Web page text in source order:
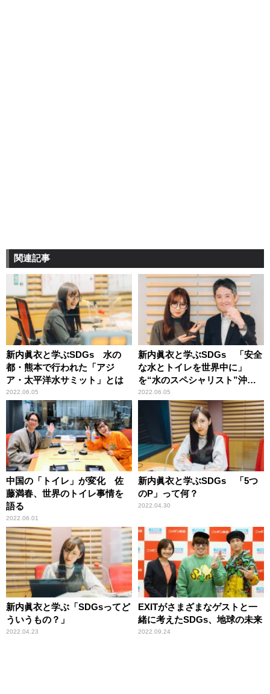
関連記事
新内眞衣と学ぶSDGs 水の
都・熊本で行われた「アジ
ア・太平洋水サミット」とは
2022.06.05
新内眞衣と学ぶSDGs 「安全
な水とトイレを世界中に」
を“水のスペシャリスト”沖大
幹教授と深掘り
2022.06.05
中国の「トイレ」が変化 佐
藤満春、世界のトイレ事情を
語る
2022.06.01
新内眞衣と学ぶSDGs 「5つ
のP」って何？
2022.04.30
新内眞衣と学ぶ「SDGsってど
ういうもの？」
2022.04.23
EXITがさまざまなゲストと一
緒に考えたSDGs、地球の未来
2022.09.24